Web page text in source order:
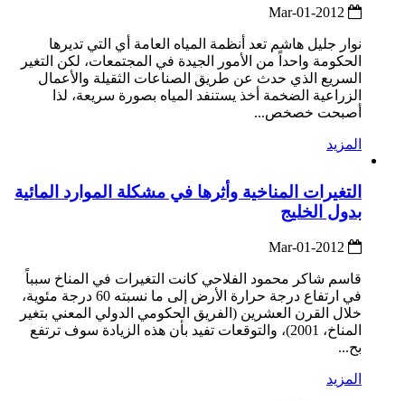
نوار جليل هاشم تعد أنظمة المياه العامة أي التي تديرها
الحكومة واحداً من الأمور الجيدة في المجتمعات، لكن التغير
السريع الذي حدث عن طريق الصناعات الثقيلة والأعمال
الزراعية الضخمة أخذ يستنفد المياه بصورة سريعة، لذا
أصبحت خصخص...
المزيد
التغيرات المناخية وأثرها في مشكلة الموارد المائية
بدول الخليج
قاسم شاكر محمود الفلاحي كانت التغيرات في المناخ سبباً
في ارتفاع درجة حرارة الأرض إلى ما نسبته 60 درجة مئوية،
خلال القرن العشرين (الفريق الحكومي الدولي المعني بتغير
المناخ، 2001)، والتوقعات تفيد بأن هذه الزيادة سوف ترتفع
بح...
المزيد